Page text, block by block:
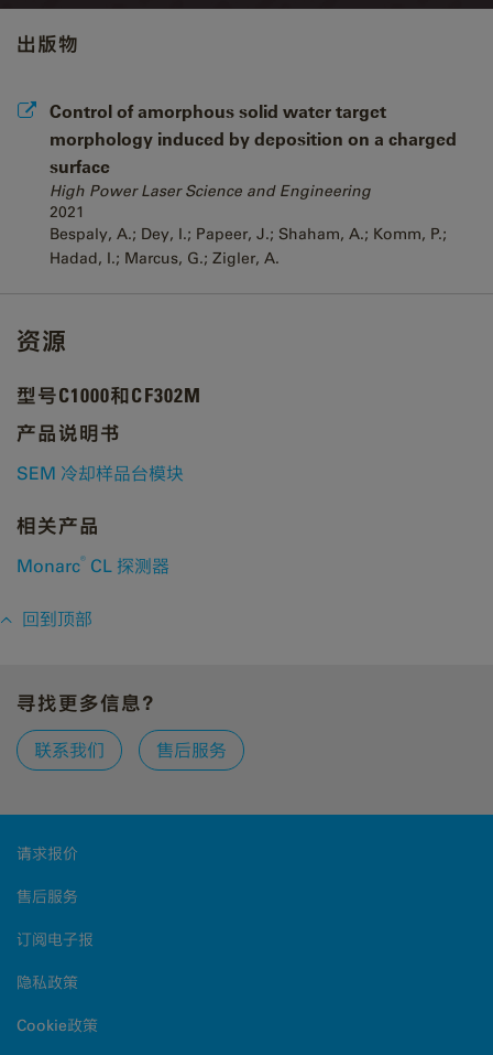
出版物
Control of amorphous solid water target
morphology induced by deposition on a charged
surface
High Power Laser Science and Engineering
2021
Bespaly, A.; Dey, I.; Papeer, J.; Shaham, A.; Komm, P.;
Hadad, I.; Marcus, G.; Zigler, A.
资源
型号C1000和CF302M
产品说明书
SEM 冷却样品台模块
相关产品
Monarc® CL 探测器
回到顶部
寻找更多信息？
联系我们 售后服务
请求报价
售后服务
订阅电子报
隐私政策
Cookie政策